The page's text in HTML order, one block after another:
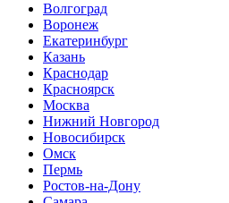
Волгоград
Воронеж
Екатеринбург
Казань
Краснодар
Красноярск
Москва
Нижний Новгород
Новосибирск
Омск
Пермь
Ростов-на-Дону